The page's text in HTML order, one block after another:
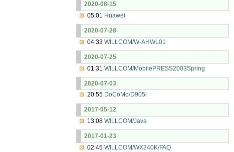
2020-08-15
05:01 Huawei
2020-07-28
04:33WILLCOM/W-AHWL01
2020-07-25
01:31WILLCOM/MobilePRESS2003Spring
2020-07-03
20:55 DoCoMo/D905i
2017-05-12
13:08WILLCOM/Java
2017-01-23
02:45WILLCOM/WX340K/FAQ